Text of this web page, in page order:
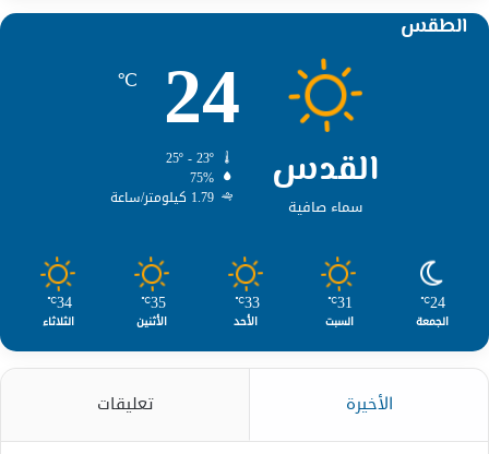
الطقس
القدس
سماء صافية
24
℃
75%
1.79 كيلومتر/ساعة
24
℃
الجمعة
31
℃
السبت
33
℃
الأحد
35
℃
الأثنين
34
℃
الثلاثاء
الأخيرة تعليقات